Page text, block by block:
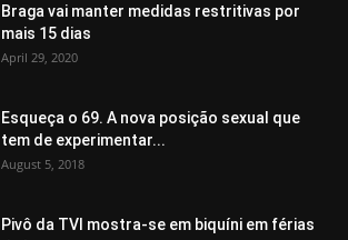
Braga vai manter medidas restritivas por
mais 15 dias
April 29, 2020
Esqueça o 69. A nova posição sexual que
tem de experimentar...
August 5, 2018
Pivô da TVI mostra-se em biquíni em férias